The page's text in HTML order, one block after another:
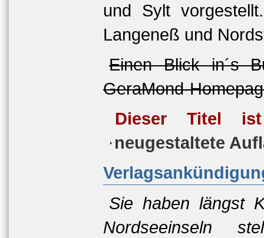
und Sylt
Langeneß und
Einen Blick in´s
GeraMond-
Dieser Titel ist
neugestaltete
Sie haben längst
Nordseeinseln